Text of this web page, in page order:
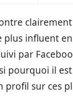
plus influent
par
pourquoi il
profil sur ces